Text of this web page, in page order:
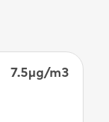
7.5μg/m3